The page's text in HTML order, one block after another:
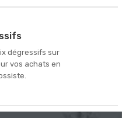
dégressifs sur
vos achats en